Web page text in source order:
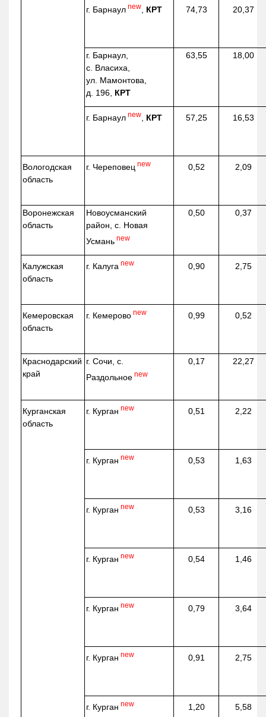
г. Барнаул new КРТ 74,73 20,37
г. Барнаул,
с. Власиха,
ул. Мамонтова,
д. 196, КРТ
63,55 18,00
г. Барнаул new КРТ 57,25 16,53
Вологодская
область
г. Череповец new 0,52 2,09
Воронежская
область
Новоусманский
район, с. Новая
Усмань new
0,50 0,37
Калужская
область
г. Калуга new 0,90 2,75
Кемеровская
область
г. Кемерово new 0,99 0,52
Краснодарский
край
г. Сочи, с.
Раздольное new
0,17 22,27
Курганская
область
г. Курган new 0,51 2,22
г. Курган new 0,53 1,63
г. Курган new 0,53 3,16
г. Курган new 0,54 1,46
г. Курган new 0,79 3,64
г. Курган new 0,91 2,75
г. Курган new 1,20 5,58